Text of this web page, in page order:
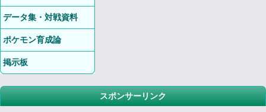
データ集・対戦資料
ポケモン育成論
掲示板
スポンサーリンク